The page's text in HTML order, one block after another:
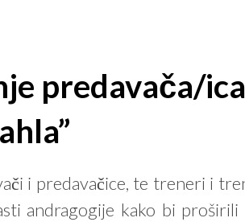
predavača/
i predavačice, te treneri i
andragogije kako bi